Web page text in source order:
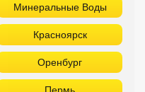
Минеральные Воды
Красноярск
Оренбург